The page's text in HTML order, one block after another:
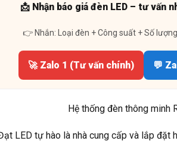
📩 Nhận báo giá đèn LED – tư vấn
👉 Nhắn: Loại đèn + Công suất + Số
🚀 Zalo 1 (Tư vấn chính) 💬
Hệ thống đèn thông minh
LED tự hào là nhà cung cấp và lắp